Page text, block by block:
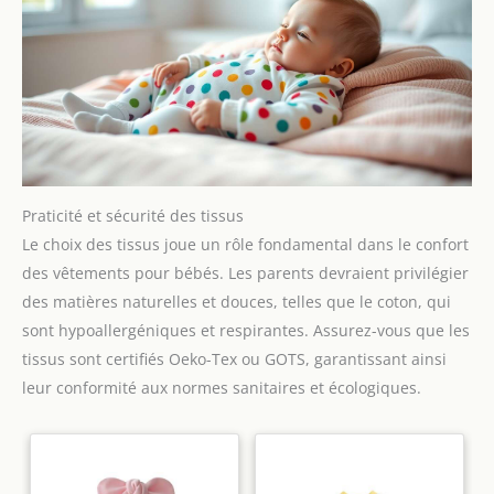
Praticité et sécurité des tissus
Le choix des tissus joue un rôle fondamental dans le confort
des vêtements pour bébés. Les parents devraient privilégier
des matières naturelles et douces, telles que le coton, qui
sont hypoallergéniques et respirantes. Assurez-vous que les
tissus sont certifiés Oeko-Tex ou GOTS, garantissant ainsi
leur conformité aux normes sanitaires et écologiques.